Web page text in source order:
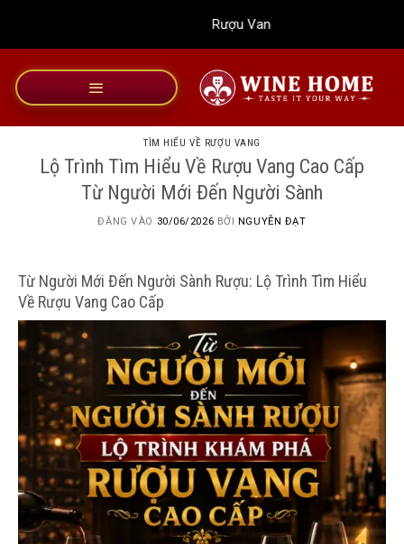
dung
Rượu Vang Wine Home
TÌM HIỂU VỀ RƯỢU VANG
Lộ Trình Tìm Hiểu Về Rượu Vang Cao Cấp
Từ Người Mới Đến Người Sành
ĐĂNG VÀO 30/06/2026 BỞI NGUYỄN ĐẠT
Từ Người Mới Đến Người Sành Rượu: Lộ Trình Tìm Hiểu
Về Rượu Vang Cao Cấp